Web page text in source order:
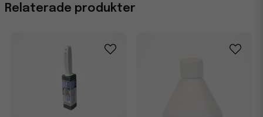
Relaterade produkter